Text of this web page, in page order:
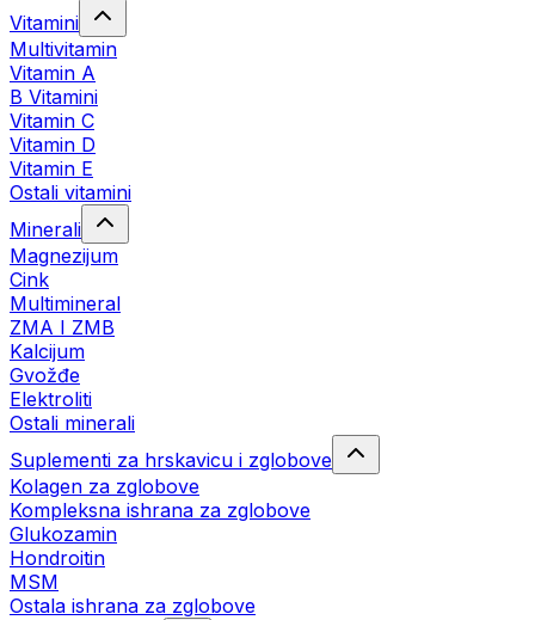
Vitamini
Multivitamin
Vitamin A
B Vitamini
Vitamin C
Vitamin D
Vitamin E
Ostali vitamini
Minerali
Magnezijum
Cink
Multimineral
ZMA I ZMB
Kalcijum
Gvožđe
Elektroliti
Ostali minerali
Suplementi za hrskavicu i zglobove
Kolagen za zglobove
Kompleksna ishrana za zglobove
Glukozamin
Hondroitin
MSM
Ostala ishrana za zglobove